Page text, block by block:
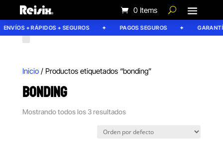
0 Items
+ RÁPIDOS + SEGUROS PAGOS SEGUROS
Inicio/ Productos etiquetados “bonding”
BONDING
Mostrando todos los 3 resultados